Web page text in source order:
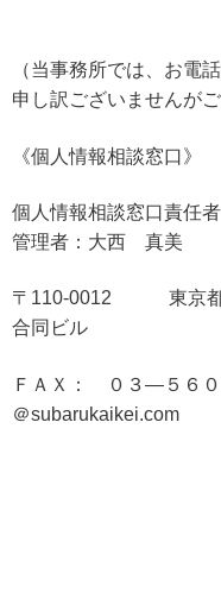
（当事務所では、お電
申し訳ございませんが
《個人情報相談窓口
個人情報相談窓口責
管理者：大西 真美
〒110‐0012 東京都
合同ビル
ＦＡＸ： ０３―５
＠subarukaikei.com